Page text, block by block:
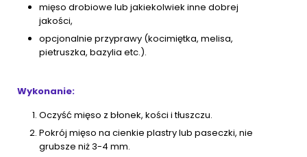
mięso drobiowe lub jakiekolwiek inne dobrej
jakości,
opcjonalnie przyprawy (kocimiętka, melisa,
pietruszka, bazylia etc.).
Wykonanie:
Oczyść mięso z błonek, kości i tłuszczu.
Pokrój mięso na cienkie plastry lub paseczki, nie
grubsze niż 3-4 mm.